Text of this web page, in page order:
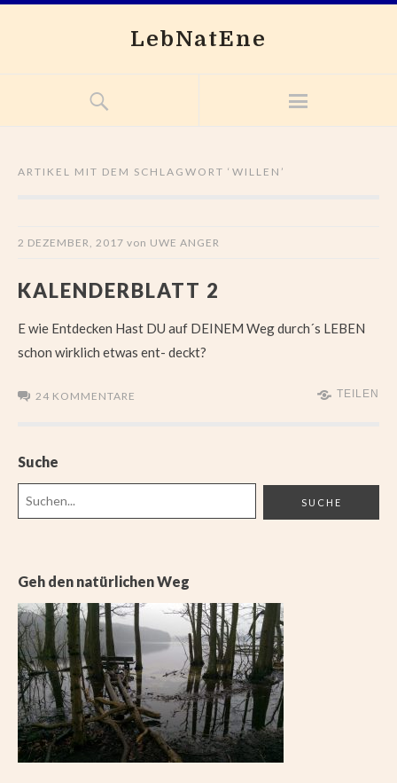
LebNatEne
ARTIKEL MIT DEM SCHLAGWORT ‘ WILLEN ’
2 DEZEMBER, 2017 von UWE ANGER
KALENDERBLATT 2
E wie Entdecken Hast DU auf DEINEM Weg durch´s LEBEN
schon wirklich etwas ent- deckt?
24 KOMMENTARE TEILEN
Suche
Geh den natürlichen Weg